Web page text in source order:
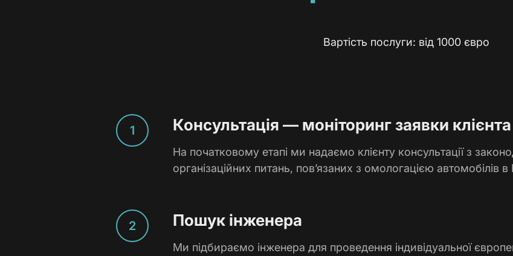
Вартість послуги: від 1000 євро
Консультація — моніторинг заявки клієнта
На початковому етапі ми надаємо клієнту консультації з
організаційних питань, пов’язаних з омологацією автомобілів в
Пошук інженера
Ми підбираємо інженера для проведення індивідуальної